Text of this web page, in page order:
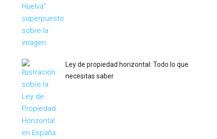
Ley de propiedad horizontal: Todo lo que
necesitas saber